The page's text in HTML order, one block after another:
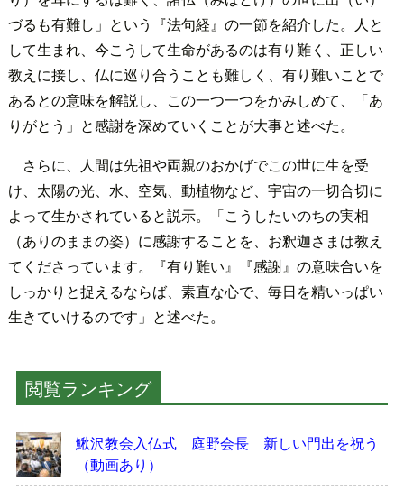
づるも有難し」という『法句経』の一節を紹介した。人と
して生まれ、今こうして生命があるのは有り難く、正しい
教えに接し、仏に巡り合うことも難しく、有り難いことで
あるとの意味を解説し、この一つ一つをかみしめて、「あ
りがとう」と感謝を深めていくことが大事と述べた。
さらに、人間は先祖や両親のおかげでこの世に生を受
け、太陽の光、水、空気、動植物など、宇宙の一切合切に
よって生かされていると説示。「こうしたいのちの実相
（ありのままの姿）に感謝することを、お釈迦さまは教え
てくださっています。『有り難い』『感謝』の意味合いを
しっかりと捉えるならば、素直な心で、毎日を精いっぱい
生きていけるのです」と述べた。
閲覧ランキング
鰍沢教会入仏式 庭野会長 新しい門出を祝う
（動画あり）